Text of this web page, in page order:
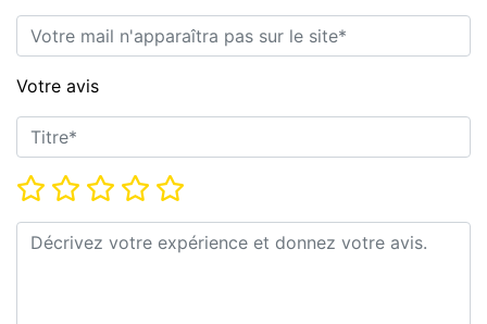
E-mail*
Votre avis
Titre*
Note*
Commentaire*